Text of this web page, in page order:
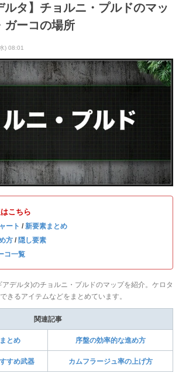
ルタ】チョルニ・プルドのマッ
ガーコの場所
) 08:01
こちら
ート / 新要素まとめ
方 / 隠し要素
コ一覧
アデルタ)のチョルニ・プルドのマップを紹介。ケロタ
きるアイテムなどをまとめています。
関連記事
とめ 序盤の効率的な進め方
すめ武器 カムフラージュ率の上げ方